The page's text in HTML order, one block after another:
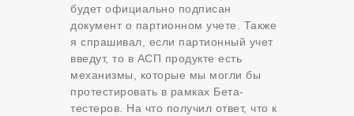
будет официально подписан
документ о партионном учете. Также
я спрашивал, если партионный учет
введут, то в АСП продукте есть
механизмы, которые мы могли бы
протестировать в рамках Бета-
тестеров. На что получил ответ, что к